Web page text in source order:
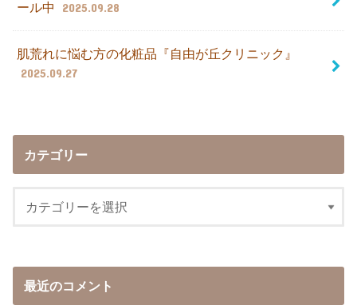
ール中
2025.09.28
肌荒れに悩む方の化粧品『自由が丘クリニック』
2025.09.27
カテゴリー
最近のコメント